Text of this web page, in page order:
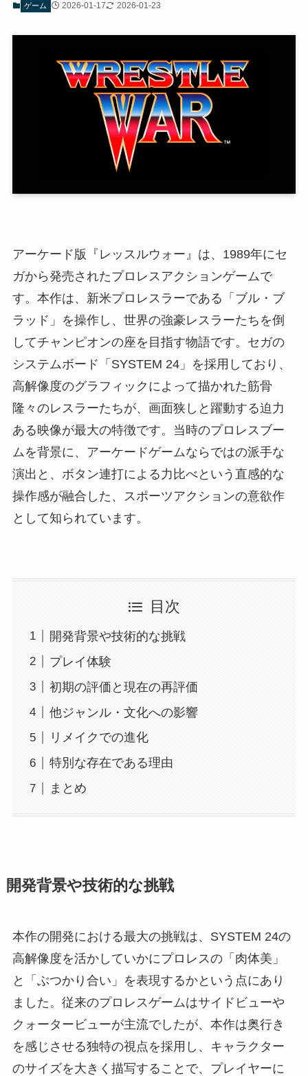
ゲーム 2026-01-17 2026-01-23
アーケード版『レッスルウォー』は、1989年にセ
ガから発売されたプロレスアクションゲームで
す。本作は、新米プロレスラーである「ブル・ブ
ラッド」を操作し、世界の強豪レスラーたちを倒
してチャンピオンの座を目指す物語です。セガの
システムボード「SYSTEM 24」を採用しており、
高解像度のグラフィックによって描かれた筋骨
隆々のレスラーたちが、画面狭しと躍動する迫力
ある映像が最大の特徴です。当時のプロレスブー
ムを背景に、アーケードゲームならではの派手な
演出と、ボタン連打による力比べという直感的な
操作感が融合した、スポーツアクションの意欲作
として知られています。
目次
開発背景や技術的な挑戦
プレイ体験
初期の評価と現在の再評価
他ジャンル・文化への影響
リメイクでの進化
特別な存在である理由
まとめ
開発背景や技術的な挑戦
本作の開発における最大の挑戦は、SYSTEM 24の
高解像度を活かしていかにプロレスの「肉体美」
と「ぶつかり合い」を表現するかという点にあり
ました。従来のプロレスゲームはサイドビューや
クォータービューが主流でしたが、本作は奥行き
を感じさせる独特の視点を採用し、キャラクター
のサイズを大きく描写することで、プレイヤーに